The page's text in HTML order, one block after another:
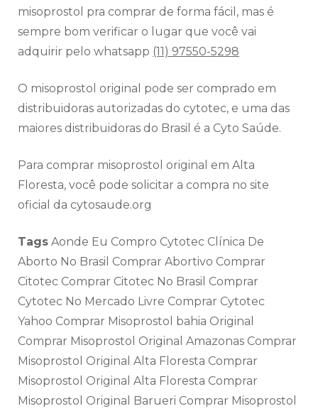
misoprostol pra comprar de forma fácil, mas é
sempre bom verificar o lugar que você vai
adquirir pelo whatsapp (11) 97550-5298
O misoprostol original pode ser comprado em
distribuidoras autorizadas do cytotec, e uma das
maiores distribuidoras do Brasil é a Cyto Saúde.
Para comprar misoprostol original em Alta
Floresta, você pode solicitar a compra no site
oficial da cytosaude.org
Tags Aonde Eu Compro Cytotec Clínica De
Aborto No Brasil Comprar Abortivo Comprar
Citotec Comprar Citotec No Brasil Comprar
Cytotec No Mercado Livre Comprar Cytotec
Yahoo Comprar Misoprostol bahia Original
Comprar Misoprostol Original Amazonas Comprar
Misoprostol Original Alta Floresta Comprar
Misoprostol Original Alta Floresta Comprar
Misoprostol Original Barueri Comprar Misoprostol